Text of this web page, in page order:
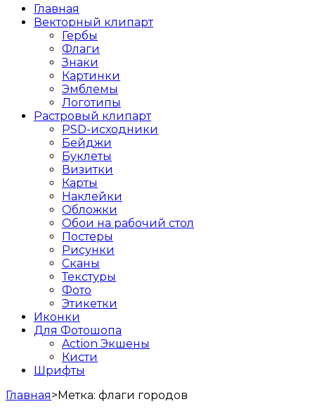
Главная
Векторный клипарт
Гербы
Флаги
Знаки
Картинки
Эмблемы
Логотипы
Растровый клипарт
PSD-исходники
Бейджи
Буклеты
Визитки
Карты
Наклейки
Обложки
Обои на рабочий стол
Постеры
Рисунки
Сканы
Текстуры
Фото
Этикетки
Иконки
Для Фотошопа
Action Экшены
Кисти
Шрифты
Главная>Метка: флаги городов